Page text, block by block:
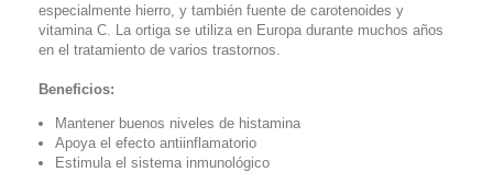
especialmente hierro, y también fuente de carotenoides y
vitamina C. La ortiga se utiliza en Europa durante muchos años
en el tratamiento de varios trastornos.
Beneficios:
Mantener buenos niveles de histamina
Apoya el efecto antiinflamatorio
Estimula el sistema inmunológico